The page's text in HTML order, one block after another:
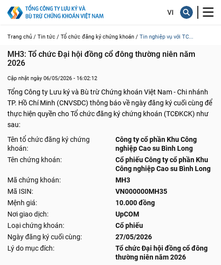
Trang chủ / Tin tức / Tổ chức đăng ký chứng khoán / Tin nghiệp vụ với TC...
MH3: Tổ chức Đại hội đồng cổ đông thường niên năm
2026
Cập nhật ngày 06/05/2026 - 16:02:12
Tổng Công ty Lưu ký và Bù trừ Chứng khoán Việt Nam - Chi nhánh
TP. Hồ Chí Minh (CNVSDC) thông báo về ngày đăng ký cuối cùng để
thực hiện quyền cho Tổ chức đăng ký chứng khoán (TCĐKCK) như
sau:
Tên tổ chức đăng ký chứng
khoán:
Công ty cổ phần Khu Công
nghiệp Cao su Bình Long
Tên chứng khoán:
Cổ phiếu Công ty cổ phần Khu
Công nghiệp Cao su Bình Long
Mã chứng khoán:
MH3
Mã ISIN:
VN000000MH35
Mệnh giá:
10.000 đồng
Nơi giao dịch:
UpCOM
Loại chứng khoán:
Cổ phiếu
Ngày đăng ký cuối cùng:
27/05/2026
Lý do mục đích:
Tổ chức Đại hội đồng cổ đông
thường niên năm 2026